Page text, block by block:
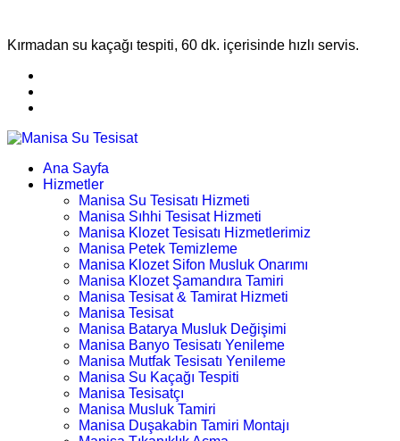
Kırmadan su kaçağı tespiti, 60 dk. içerisinde hızlı servis.
Ana Sayfa
Hizmetler
Manisa Su Tesisatı Hizmeti
Manisa Sıhhi Tesisat Hizmeti
Manisa Klozet Tesisatı Hizmetlerimiz
Manisa Petek Temizleme
Manisa Klozet Sifon Musluk Onarımı
Manisa Klozet Şamandıra Tamiri
Manisa Tesisat & Tamirat Hizmeti
Manisa Tesisat
Manisa Batarya Musluk Değişimi
Manisa Banyo Tesisatı Yenileme
Manisa Mutfak Tesisatı Yenileme
Manisa Su Kaçağı Tespiti
Manisa Tesisatçı
Manisa Musluk Tamiri
Manisa Duşakabin Tamiri Montajı